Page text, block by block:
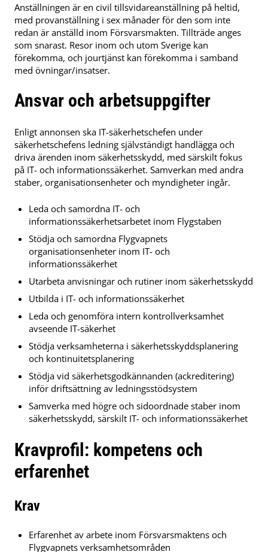
Anställningen är en civil tillsvidareanställning på heltid,
med provanställning i sex månader för den som inte
redan är anställd inom Försvarsmakten. Tillträde anges
som snarast. Resor inom och utom Sverige kan
förekomma, och jourtjänst kan förekomma i samband
med övningar/insatser.
Ansvar och arbetsuppgifter
Enligt annonsen ska IT-säkerhetschefen under
säkerhetschefens ledning självständigt handlägga och
driva ärenden inom säkerhetsskydd, med särskilt fokus
på IT- och informationssäkerhet. Samverkan med andra
staber, organisationsenheter och myndigheter ingår.
Leda och samordna IT- och
informationssäkerhetsarbetet inom Flygstaben
Stödja och samordna Flygvapnets
organisationsenheter inom IT- och
informationssäkerhet
Utarbeta anvisningar och rutiner inom säkerhetsskydd
Utbilda i IT- och informationssäkerhet
Leda och genomföra intern kontrollverksamhet
avseende IT-säkerhet
Stödja verksamheterna i säkerhetsskyddsplanering
och kontinuitetsplanering
Stödja vid säkerhetsgodkännanden (ackreditering)
inför driftsättning av ledningsstödsystem
Samverka med högre och sidoordnade staber inom
säkerhetsskydd, särskilt IT- och informationssäkerhet
Kravprofil: kompetens och
erfarenhet
Krav
Erfarenhet av arbete inom Försvarsmaktens och
Flygvapnets verksamhetsområden